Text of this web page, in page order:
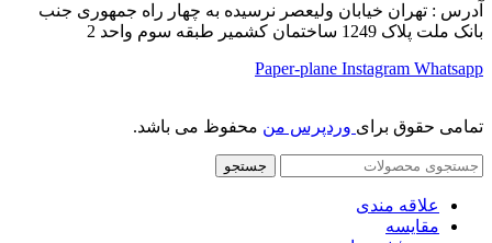
آدرس : تهران خیابان ولیعصر نرسیده به چهار راه جمهوری جنب
بانک ملت پلاک 1249 ساختمان کشمیر طبقه سوم واحد 2
Paper-plane Instagram Whatsapp
تمامی حقوق برای وردپرس من محفوظ می باشد.
جستجو
علاقه مندی
مقایسه